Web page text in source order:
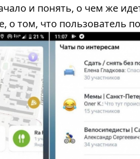
и понять, о чем же
о том, что пользователь